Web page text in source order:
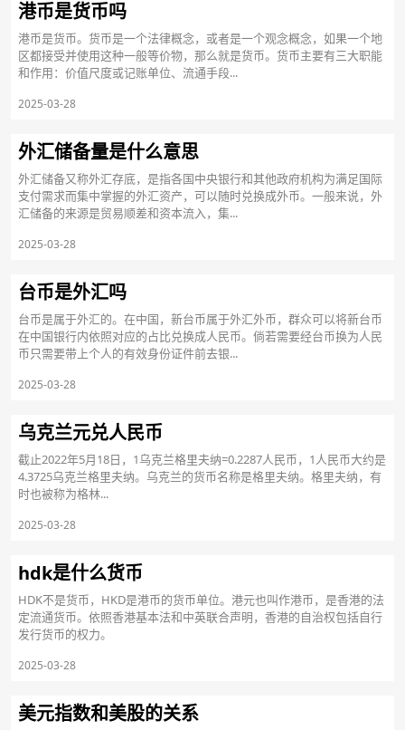
港币是货币吗
港币是货币。货币是一个法律概念，或者是一个观念概念，如果一个地
区都接受并使用这种一般等价物，那么就是货币。货币主要有三大职能
和作用：价值尺度或记账单位、流通手段...
2025-03-28
外汇储备量是什么意思
外汇储备又称外汇存底，是指各国中央银行和其他政府机构为满足国际
支付需求而集中掌握的外汇资产，可以随时兑换成外币。一般来说，外
汇储备的来源是贸易顺差和资本流入，集...
2025-03-28
台币是外汇吗
台币是属于外汇的。在中国，新台币属于外汇外币，群众可以将新台币
在中国银行内依照对应的占比兑换成人民币。倘若需要经台币换为人民
币只需要带上个人的有效身份证件前去银...
2025-03-28
乌克兰元兑人民币
截止2022年5月18日，1乌克兰格里夫纳=0.2287人民币，1人民币大约是
4.3725乌克兰格里夫纳。乌克兰的货币名称是格里夫纳。格里夫纳，有
时也被称为格林...
2025-03-28
hdk是什么货币
HDK不是货币，HKD是港币的货币单位。港元也叫作港币，是香港的法
定流通货币。依照香港基本法和中英联合声明，香港的自治权包括自行
发行货币的权力。
2025-03-28
美元指数和美股的关系